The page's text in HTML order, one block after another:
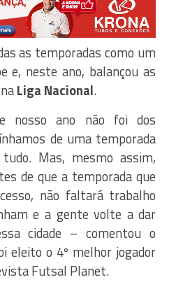
as temporadas como um
e, neste ano, balançou as
Liga Nacional.
nosso ano não foi dos
de uma temporada
tudo. Mas, mesmo assim,
de que a temporada que
não faltará trabalho
e a gente volte a dar
cidade – comentou o
eleito o 4º melhor jogador
Futsal Planet.